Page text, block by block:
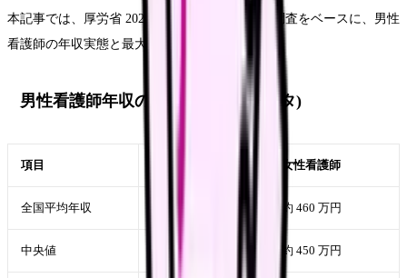
本記事では、厚労省 2024 年 賃金構造基本統計調査をベースに、男性
看護師の年収実態と最大化戦略を整理します。
男性看護師年収の実態 (2024 年データ)
項目 女性看護師
全国平均年収 約 460 万円
中央値 約 450 万円